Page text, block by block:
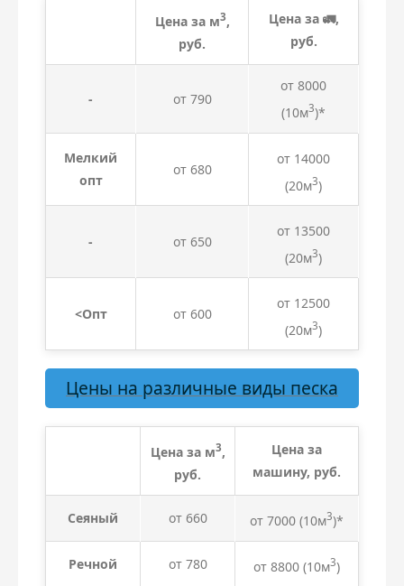
Цена за м3,
руб.
Цена за 🚛,
руб.
- от 790
от 8000
(10м3)*
Мелкий
опт
от 680
от 14000
(20м3)
- от 650
от 13500
(20м3)
<Опт от 600
от 12500
(20м3)
Цены на различные виды песка
Цена за м3,
руб.
Цена за
машину, руб.
Сеяный от 660 от 7000 (10м3)*
Речной от 780 от 8800 (10м3)